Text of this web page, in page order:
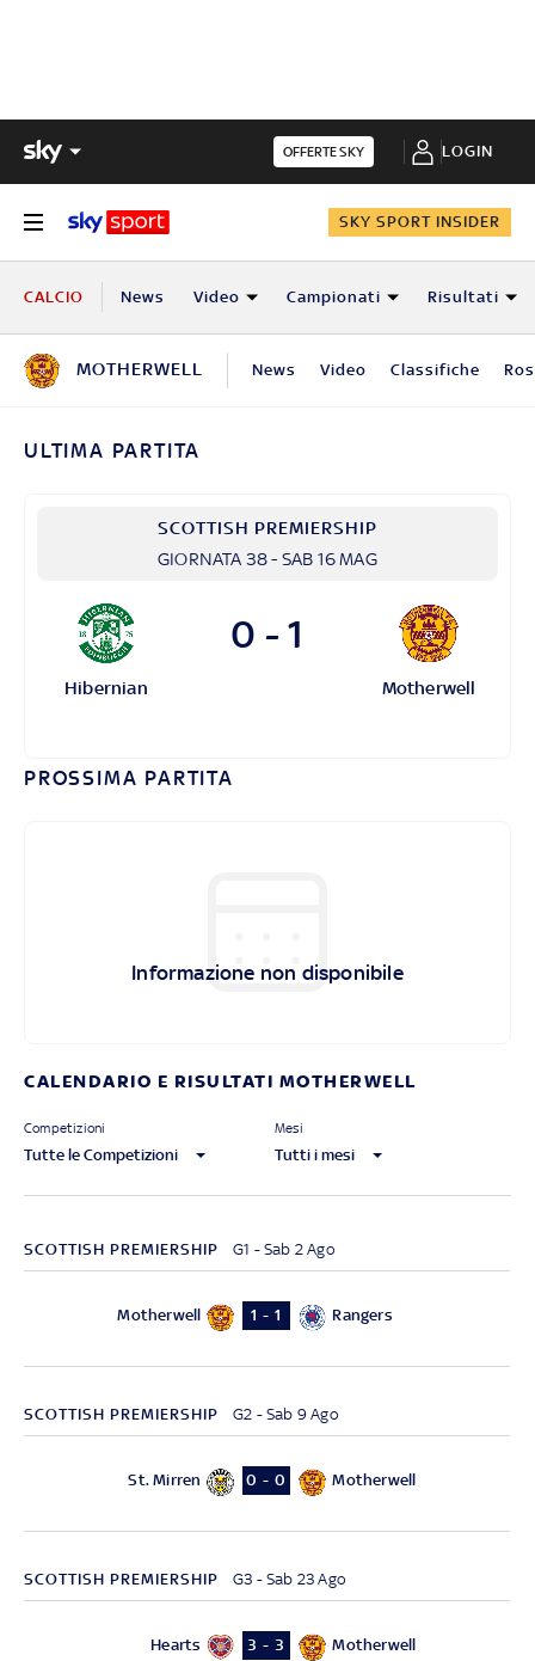
OFFERTE SKY LOGIN
SKY SPORT INSIDER
CALCIO News Video Campionati Risultati
MOTHERWELL News Video Classifiche
ULTIMA PARTITA
SCOTTISH PREMIERSHIP
GIORNATA 38- SAB 16 MAG
Hibernian
0 - 1
Motherwell
PROSSIMA PARTITA
Informazione non disponibile
CALENDARIO E RISULTATI MOTHERWELL
Competizioni
Tutte le Competizioni
Mesi
Tutti i mesi
SCOTTISH PREMIERSHIP G1 - Sab 2 Ago
Motherwell 1 - 1 Rangers
SCOTTISH PREMIERSHIP G2 - Sab 9 Ago
St. Mirren 0 - 0 Motherwell
SCOTTISH PREMIERSHIP G3 - Sab 23 Ago
Hearts 3 - 3 Motherwell